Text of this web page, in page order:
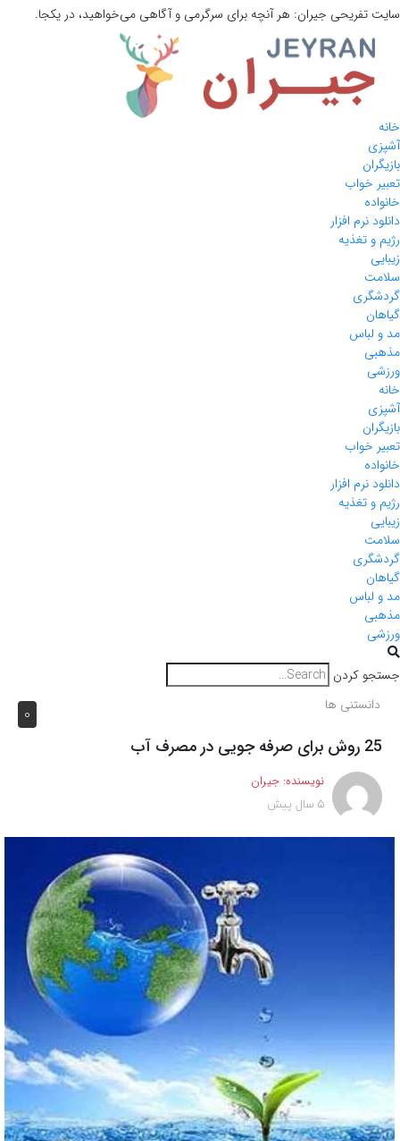
سایت تفریحی جیران: هر آنچه برای سرگرمی و آگاهی می‌خواهید، در یکجا.
خانه
آشپزی
بازیگران
تعبیر خواب
خانواده
دانلود نرم افزار
رژیم و تغذیه
زیبایی
سلامت
گردشگری
گیاهان
مد و لباس
مذهبی
ورزشی
خانه
آشپزی
بازیگران
تعبیر خواب
خانواده
دانلود نرم افزار
رژیم و تغذیه
زیبایی
سلامت
گردشگری
گیاهان
مد و لباس
مذهبی
ورزشی
جستجو کردن
0 دانستنی ها
25 روش برای صرفه جویی در مصرف آب
نویسنده: جیران
5 سال پیش